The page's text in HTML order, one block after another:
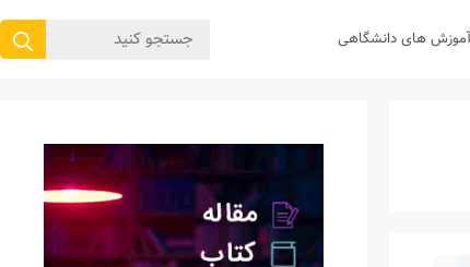
آموزش های دانشگاهی
جستجوی